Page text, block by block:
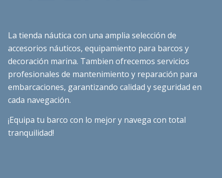
La tienda náutica con una amplia selección de
accesorios náuticos, equipamiento para barcos y
decoración marina. Tambien ofrecemos servicios
profesionales de mantenimiento y reparación para
embarcaciones, garantizando calidad y seguridad en
cada navegación.
¡Equipa tu barco con lo mejor y navega con total
tranquilidad!